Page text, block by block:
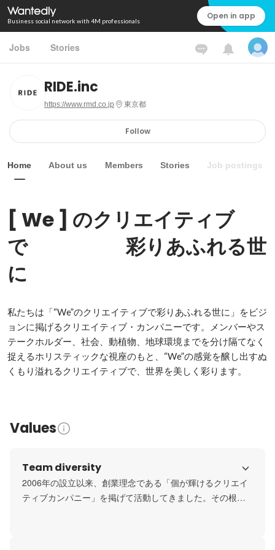
Business social network with 4M professionals Open in app
Jobs Stories
RIDE.inc
https://www.rmd.co.jp 東京都
Follow
Home About us Members Stories Job postings
[ We ] のクリエイティブ
で　　　　　彩りあふれる世
に
私たちは「“We”のクリエイティブで彩りあふれる世に」をビジ
ョンに掲げるクリエイティブ・カンパニーです。メンバーやス
テークホルダー、社会、動植物、地球環境までを分け隔てなく
捉えるホリスティックな視座のもと、“We”の感覚を醸し出すぬ
くもり溢れるクリエイティブで、世界を美しく彩ります。
Values
Team diversity
2006年の設立以来、創業理念である「個が輝けるクリエイ
ティブカンパニー」を掲げて活動してきました。その根幹